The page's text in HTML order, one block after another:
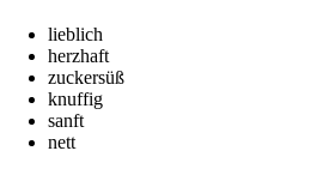
lieblich
herzhaft
zuckersüß
knuffig
sanft
nett